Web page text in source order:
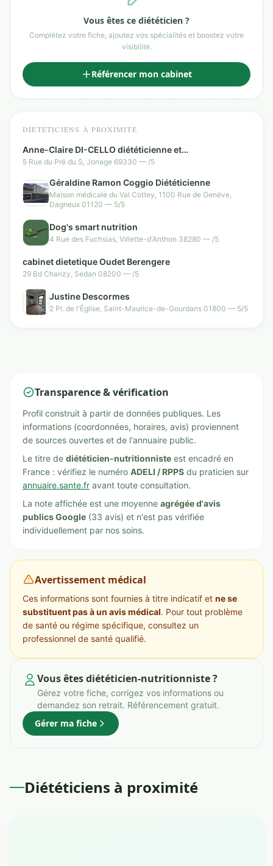
Vous êtes ce diététicien ?
Complétez votre fiche, ajoutez vos spécialités et boostez votre
visibilité.
Référencer mon cabinet
DIÉTÉTICIENS À PROXIMITÉ
Anne-Claire DI-CELLO diététicienne et
hypnothérapeute Jonage - Centre agréé PURA DETOX
5 Rue du Pré du S, Jonage 69330 — /5
Géraldine Ramon Coggio Diététicienne
Maison médicale du Val Cottey, 1100 Rue de Genève,
Dagneux 01120 — 5/5
Dog's smart nutrition
4 Rue des Fuchsias, Villette-d'Anthon 38280 — /5
cabinet dietetique Oudet Berengere
29 Bd Chanzy, Sedan 08200 — /5
Justine Descormes
2 Pl. de l'Église, Saint-Maurice-de-Gourdans 01800 — 5/5
Transparence & vérification
Profil construit à partir de données publiques. Les
informations (coordonnées, horaires, avis) proviennent
de sources ouvertes et de l'annuaire public.
Le titre de diététicien-nutritionniste est encadré en
France : vérifiez le numéro ADELI / RPPS du praticien sur
annuaire.sante.fr avant toute consultation.
La note affichée est une moyenne agrégée d'avis
publics Google (33 avis) et n'est pas vérifiée
individuellement par nos soins.
Avertissement médical
Ces informations sont fournies à titre indicatif et ne se
substituent pas à un avis médical. Pour tout problème
de santé ou régime spécifique, consultez un
professionnel de santé qualifié.
Vous êtes diététicien-nutritionniste ?
Gérez votre fiche, corrigez vos informations ou
demandez son retrait. Référencement gratuit.
Gérer ma fiche
Diététiciens à proximité